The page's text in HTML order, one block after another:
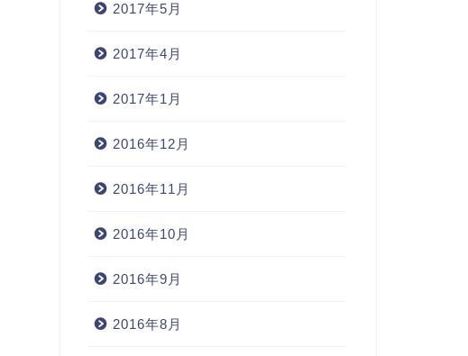
2017年5月
2017年4月
2017年1月
2016年12月
2016年11月
2016年10月
2016年9月
2016年8月